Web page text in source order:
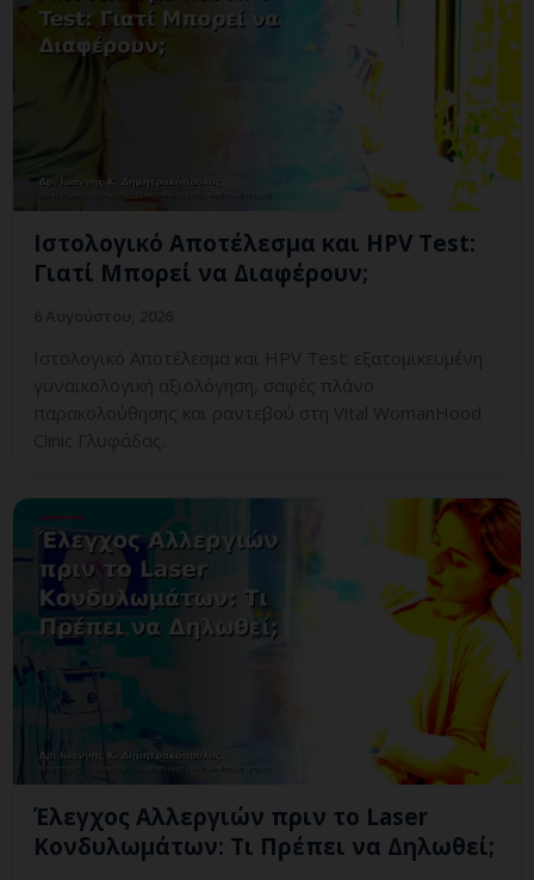
Ιστολογικό Αποτέλεσμα και HPV Test:
Γιατί Μπορεί να Διαφέρουν;
Ιστολογικό Αποτέλεσμα και HPV Test: εξατομικευμένη
γυναικολογική αξιολόγηση, σαφές πλάνο
παρακολούθησης και ραντεβού στη Vital WomanHood
Clinic Γλυφάδας.
Έλεγχος Αλλεργιών πριν το Laser
Κονδυλωμάτων: Τι Πρέπει να Δηλωθεί;